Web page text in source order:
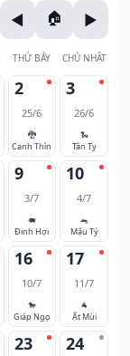
THỨ BẢY CHỦ NHẬT
2
25/6
🐉
Canh Thìn
3
26/6
🐍
Tân Tỵ
9
3/7
🐖
Đinh Hợi
10
4/7
🐀
Mậu Tý
16
10/7
🐎
Giáp Ngọ
17
11/7
🐐
Ất Mùi
23 24